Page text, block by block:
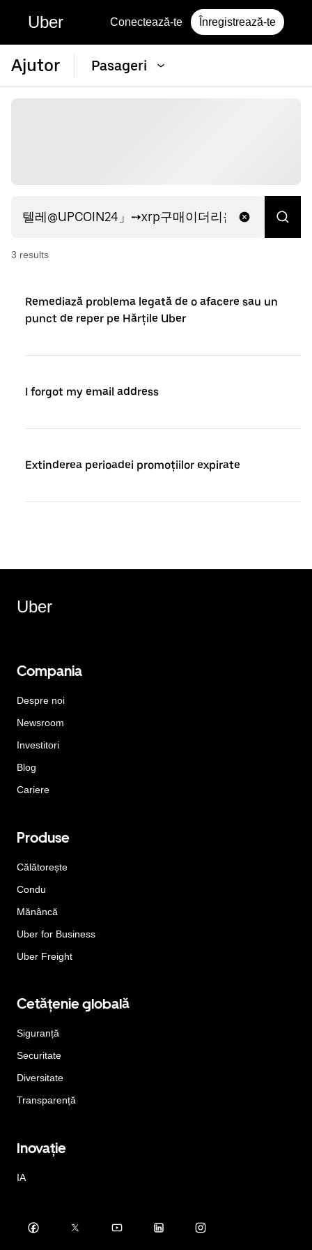
Uber Conectează-te Înregistrează-te
Ajutor Pasageri
3 results
Remediază problema legată de o afacere sau un
punct de reper pe Hărțile Uber
I forgot my email address
Extinderea perioadei promoțiilor expirate
Uber
Compania
Despre noi
Newsroom
Investitori
Blog
Cariere
Produse
Călătorește
Condu
Mănâncă
Uber for Business
Uber Freight
Cetățenie globală
Siguranță
Securitate
Diversitate
Transparență
Inovație
IA